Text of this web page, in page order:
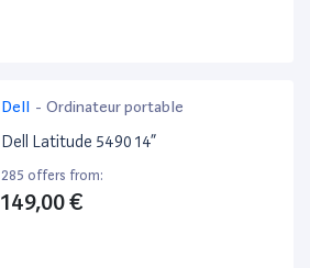
Dell - Ordinateur portable
Dell Latitude 5490 14”
285 offers from:
149,00 €